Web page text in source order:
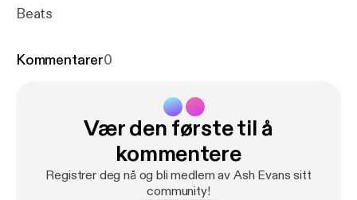
Beats
Kommentarer0
Vær den første til å
kommentere
Registrer deg nå og bli medlem av Ash Evans sitt
community!